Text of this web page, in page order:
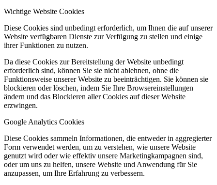
Wichtige Website Cookies
Diese Cookies sind unbedingt erforderlich, um Ihnen die auf unserer
Website verfügbaren Dienste zur Verfügung zu stellen und einige
ihrer Funktionen zu nutzen.
Da diese Cookies zur Bereitstellung der Website unbedingt
erforderlich sind, können Sie sie nicht ablehnen, ohne die
Funktionsweise unserer Website zu beeinträchtigen. Sie können sie
blockieren oder löschen, indem Sie Ihre Browsereinstellungen
ändern und das Blockieren aller Cookies auf dieser Website
erzwingen.
Google Analytics Cookies
Diese Cookies sammeln Informationen, die entweder in aggregierter
Form verwendet werden, um zu verstehen, wie unsere Website
genutzt wird oder wie effektiv unsere Marketingkampagnen sind,
oder um uns zu helfen, unsere Website und Anwendung für Sie
anzupassen, um Ihre Erfahrung zu verbessern.